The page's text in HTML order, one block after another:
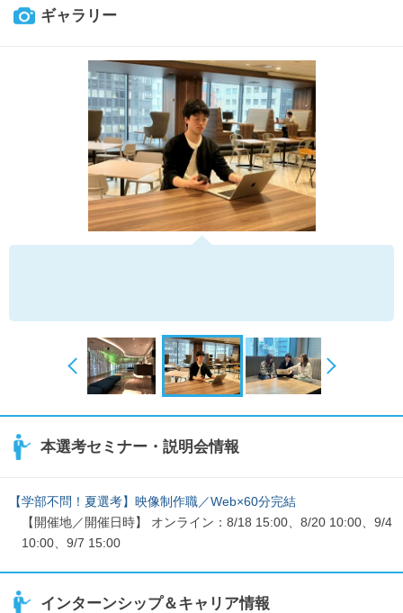
ギャラリー
本選考セミナー・説明会情報
【学部不問！夏選考】映像制作職／Web×60分完結
【開催地／開催日時】 オンライン：8/18 15:00、8/20 10:00、9/4
10:00、9/7 15:00
インターンシップ＆キャリア情報